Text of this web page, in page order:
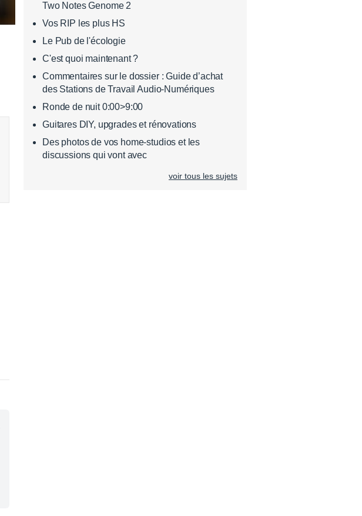
Two Notes Genome 2
Vos RIP les plus HS
Le Pub de l'écologie
C'est quoi maintenant ?
Commentaires sur le dossier : Guide d’achat
des Stations de Travail Audio-Numériques
Ronde de nuit 0:00>9:00
Guitares DIY, upgrades et rénovations
Des photos de vos home-studios et les
discussions qui vont avec
voir tous les sujets